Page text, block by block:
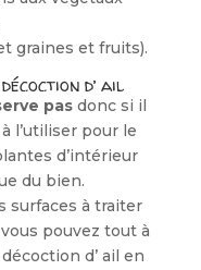
graines et fruits).
d’ ail
pas donc si il
l’utiliser pour le
d’intérieur
du bien.
surfaces à traiter
pouvez tout à
d’ ail en